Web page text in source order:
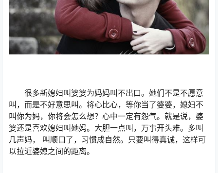
很多新媳妇叫婆婆为妈妈叫不出口。她们不是不愿意
叫，而是不好意思叫。将心比心，等你当了婆婆，媳妇不
叫你为妈，你将会怎么想？心中一定有怨气。就是说，婆
婆还是喜欢媳妇叫她妈。大胆一点叫，万事开头难。多叫
几声妈， 叫顺口了，习惯成自然。只要叫得真诚，这样可
以拉近婆媳之间的距离。